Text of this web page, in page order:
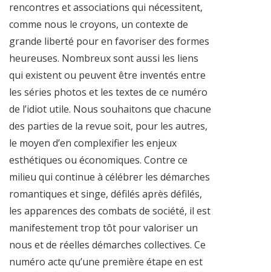
rencontres et associations qui nécessitent,
comme nous le croyons, un contexte de
grande liberté pour en favoriser des formes
heureuses. Nombreux sont aussi les liens
qui existent ou peuvent être inventés entre
les séries photos et les textes de ce numéro
de l’idiot utile. Nous souhaitons que chacune
des parties de la revue soit, pour les autres,
le moyen d’en complexifier les enjeux
esthétiques ou économiques. Contre ce
milieu qui continue à célébrer les démarches
romantiques et singe, défilés après défilés,
les apparences des combats de société, il est
manifestement trop tôt pour valoriser un
nous et de réelles démarches collectives. Ce
numéro acte qu’une première étape en est